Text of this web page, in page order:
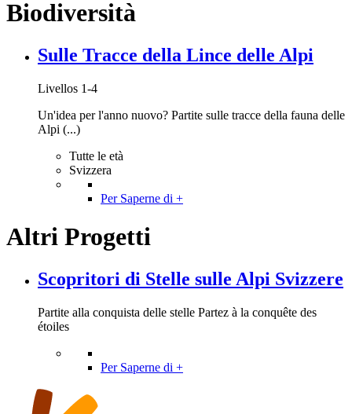
Biodiversità
Sulle Tracce della Lince delle Alpi
Livellos 1-4
Un'idea per l'anno nuovo? Partite sulle tracce della fauna delle
Alpi (...)
Tutte le età
Svizzera
Per Saperne di +
Altri Progetti
Scopritori di Stelle sulle Alpi Svizzere
Partite alla conquista delle stelle Partez à la conquête des
étoiles
Per Saperne di +